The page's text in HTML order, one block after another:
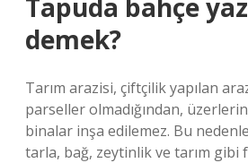
Tapuda bahçe
demek?
Tarım arazisi, çiftçilik yapılan
parseller olmadığından,
binalar inşa edilemez. Bu
tarla, bağ, zeytinlik ve tarım gibi